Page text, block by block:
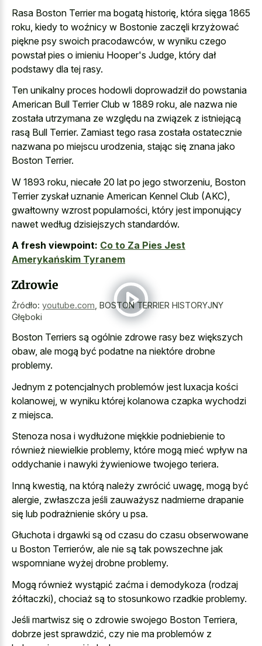
Rasa Boston Terrier ma bogatą historię, która sięga 1865
roku, kiedy to woźnicy w Bostonie zaczęli krzyżować
piękne psy swoich pracodawców, w wyniku czego
powstał pies o imieniu Hooper's Judge, który dał
podstawy dla tej rasy.
Ten unikalny proces hodowli doprowadził do powstania
American Bull Terrier Club w 1889 roku, ale nazwa nie
została utrzymana ze względu na związek z istniejącą
rasą Bull Terrier. Zamiast tego rasa została ostatecznie
nazwana po miejscu urodzenia, stając się znana jako
Boston Terrier.
W 1893 roku, niecałe 20 lat po jego stworzeniu, Boston
Terrier zyskał uznanie American Kennel Club (AKC),
gwałtowny wzrost popularności, który jest imponujący
nawet według dzisiejszych standardów.
A fresh viewpoint: Co to Za Pies Jest
Amerykańskim Tyranem
Zdrowie
Źródło: youtube.com BOSTON TERRIER HISTORYJNY
Głęboki
Boston Terriers są ogólnie zdrowe rasy bez większych
obaw, ale mogą być podatne na niektóre drobne
problemy.
Jednym z potencjalnych problemów jest luxacja kości
kolanowej, w wyniku której kolanowa czapka wychodzi
z miejsca.
Stenoza nosa i wydłużone miękkie podniebienie to
również niewielkie problemy, które mogą mieć wpływ na
oddychanie i nawyki żywieniowe twojego teriera.
Inną kwestią, na którą należy zwrócić uwagę, mogą być
alergie, zwłaszcza jeśli zauważysz nadmierne drapanie
się lub podrażnienie skóry u psa.
Głuchota i drgawki są od czasu do czasu obserwowane
u Boston Terrierów, ale nie są tak powszechne jak
wspomniane wyżej drobne problemy.
Mogą również wystąpić zaćma i demodykoza (rodzaj
żółtaczki), chociaż są to stosunkowo rzadkie problemy.
Jeśli martwisz się o zdrowie swojego Boston Terriera,
dobrze jest sprawdzić, czy nie ma problemów z